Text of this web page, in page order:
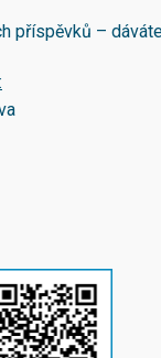
příspěvků –